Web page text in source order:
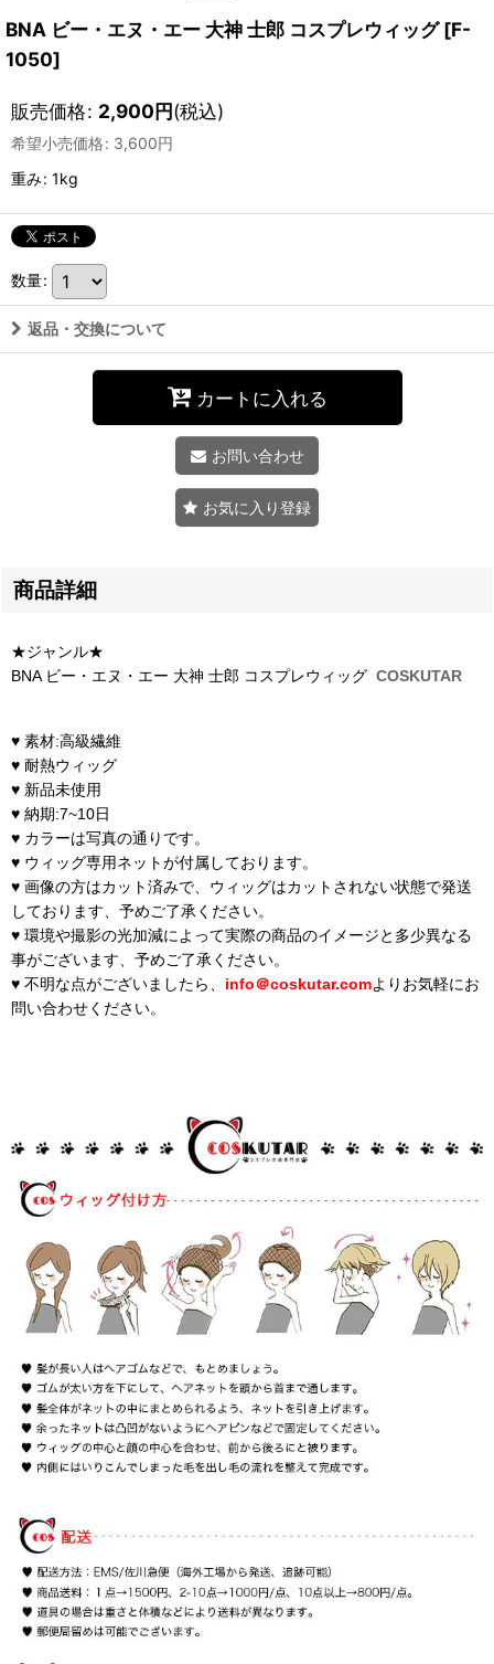
BNA ビー・エヌ・エー 大神 士郎 コスプレウィッグ [F-
1050]
販売価格: 2,900円(税込)
希望小売価格: 3,600円
重み: 1kg
数量:
返品・交換について
カートに入れる
お問い合わせ
お気に入り登録
商品詳細
★ジャンル★
BNA ビー・エヌ・エー 大神 士郎 コスプレウィッグ COSKUTAR
♥ 素材:高級繊維
♥ 耐熱ウィッグ
♥ 新品未使用
♥ 納期:7~10日
♥ カラーは写真の通りです。
♥ ウィッグ専用ネットが付属しております。
♥ 画像の方はカット済みで、ウィッグはカットされない状態で発送
しております、予めご了承ください。
♥ 環境や撮影の光加減によって実際の商品のイメージと多少異なる
事がございます、予めご了承ください。
♥ 不明な点がございましたら、 info＠coskutar.comよりお気軽にお
問い合わせください。